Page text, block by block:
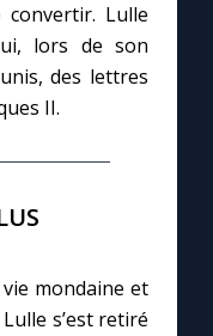
convertir. Lulle
lors de son
des lettres
II.
mondaine et
s’est retiré